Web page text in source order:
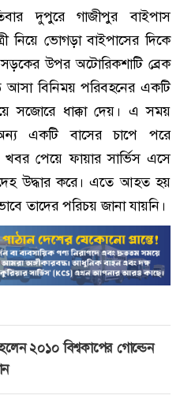
দুপুরে গাজীপুর বাইপাস
নিয়ে ভোগড়া বাইপাসের দিকে
সড়কের উপর অটোরিকশাটি ব্রেক
বিনিময় পরিবহনের একটি
সজোরে ধাক্কা দেয়। এ সময়
একটি বাসের চাপে পরে
পেয়ে ফায়ার সার্ভিস এসে
উদ্ধার করে। এতে আহত হয়
তাদের পরিচয় জানা যায়নি।
২০১০ বিশ্বকাপের গোল্ডেন